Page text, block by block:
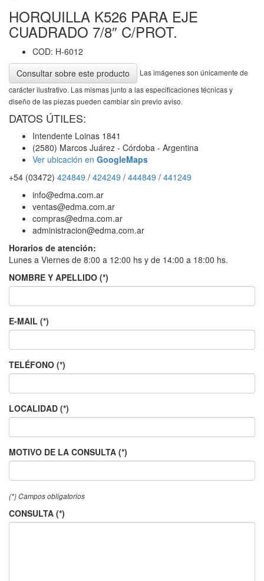
HORQUILLA K526 PARA EJE
CUADRADO 7/8″ C/PROT.
COD: H-6012
Consultar sobre este producto
Las imágenes son únicamente de
carácter ilustrativo. Las mismas junto a las especificaciones técnicas y
diseño de las piezas pueden cambiar sin previo aviso.
DATOS ÚTILES:
Intendente Loinas 1841
(2580) Marcos Juárez - Córdoba - Argentina
Ver ubicación en GoogleMaps
+54 (03472) 424849 / 424249 / 444849 / 441249
info@edma.com.ar
ventas@edma.com.ar
compras@edma.com.ar
administracion@edma.com.ar
Horarios de atención:
Lunes a Viernes de 8:00 a 12:00 hs y de 14:00 a 18:00 hs.
NOMBRE Y APELLIDO (*)
E-MAIL (*)
TELÉFONO (*)
LOCALIDAD (*)
MOTIVO DE LA CONSULTA (*)
(*) Campos obligatorios
CONSULTA (*)